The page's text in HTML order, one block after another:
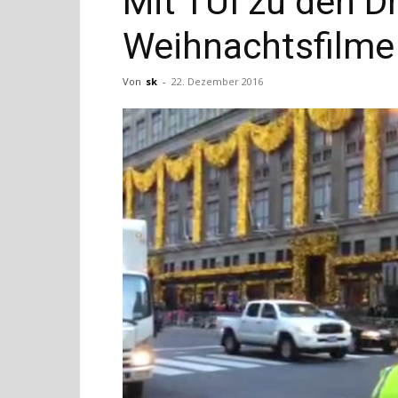
Von sk - 22. Dezember 2016